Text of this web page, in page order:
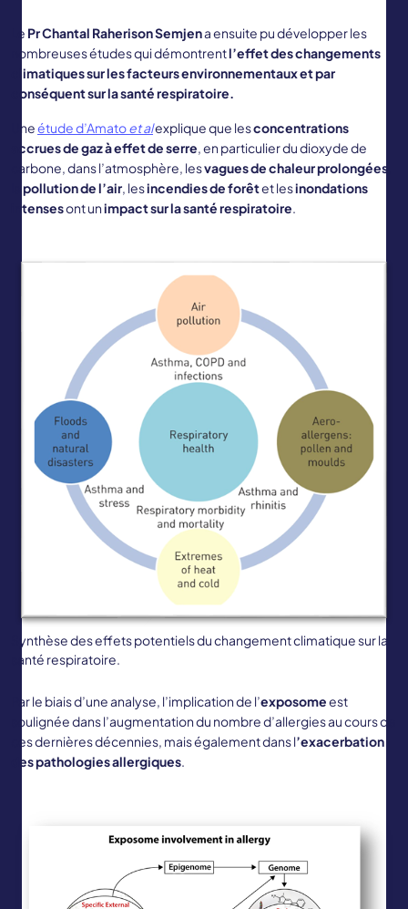
Le Pr Chantal Raherison Semjena ensuite pu développer les
nombreuses études qui démontrentl’effet des changements
climatiques sur les facteurs environnementaux et par
conséquent sur la santé respiratoire.
Uneétude d’Amatoet alexplique que lesconcentrations
accrues de gaz à effet de serre, en particulier du dioxyde de
carbone, dans l’atmosphère, lesvagues de chaleur prolongées
pollution de l’air, lesincendies de forêtet lesinondations
intensesont unimpact sur la santé respiratoire.
Synthèse des effets potentiels du changement climatique sur la
santé respiratoire.
Par le biais d’une analyse, l’implication de l’exposomeest
soulignée dans l’augmentation du nombre d’allergies au cours de
ces dernières décennies, mais également dans l’exacerbation
des pathologies allergiques.